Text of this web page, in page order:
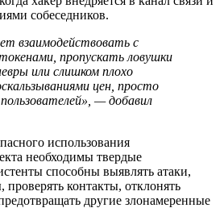
собеседников.
взаимодействовать с
пропускать ловушки
или слишком плохо
цен, просто
— добавил
использования
необходимы твердые
способны выявлять атаки,
контакты, отклонять
другие злонамеренные